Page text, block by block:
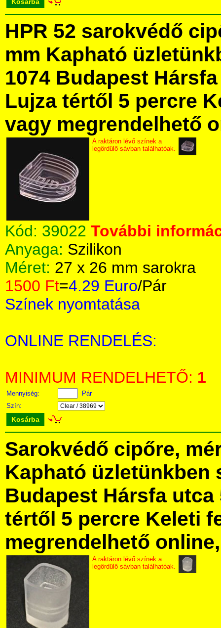
HPR 52 sarokvédő
mm Kapható
1074 Budapest
Lujza tértől 5 percre
vagy megrendelhető
A raktáron lévő színek a
legördülő sávban találhatóak.
Kód: 39022 További
Anyaga: Szilikon
Méret: 27 x 26 mm sarokra
1500 Ft=4.29 Euro/Pár
Színek nyomtatása
ONLINE RENDELÉS:
MINIMUM RENDELHETŐ: 1
Mennyiség:
Pár
Szín:
Kosárba
Sarokvédő cipőre,
Kapható üzletünkben
Budapest Hársfa utca
tértől 5 percre Keleti
megrendelhető
A raktáron lévő színek a
legördülő sávban találhatóak.